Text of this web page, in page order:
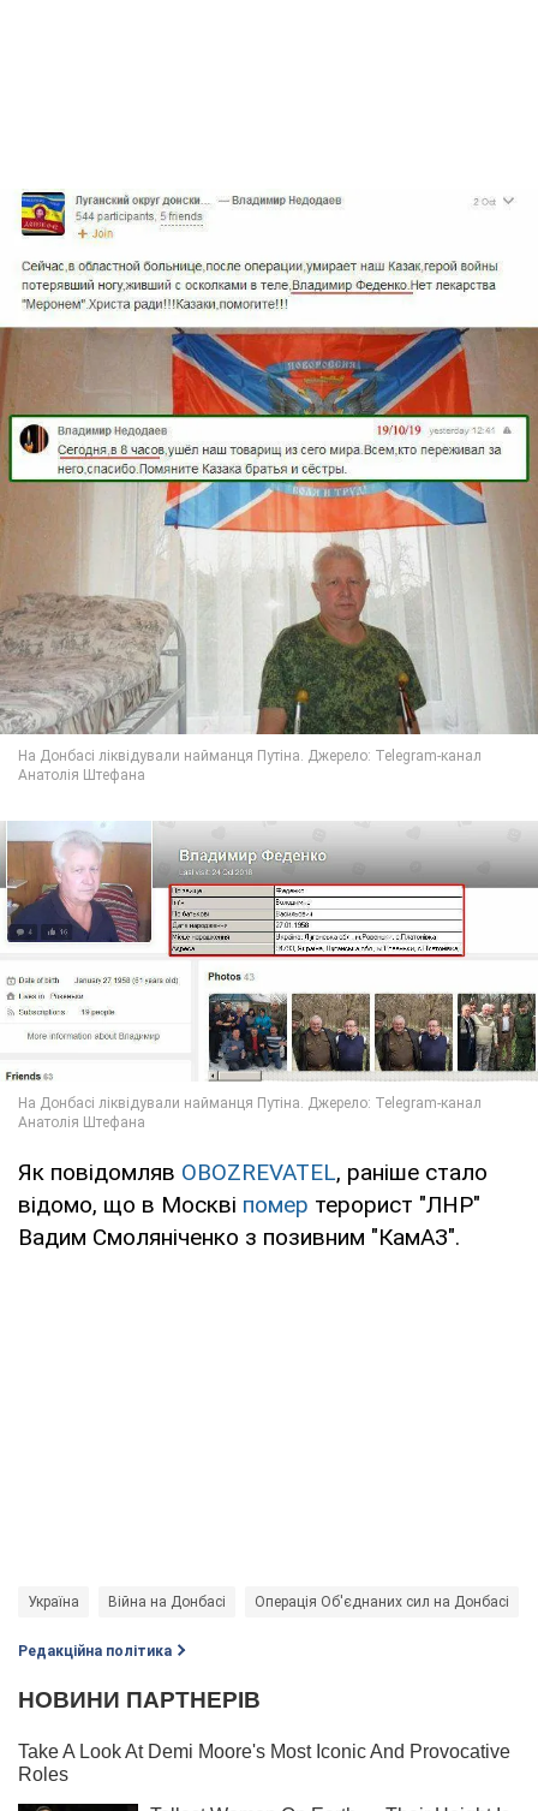
Як повідомляв OBOZREVATEL, раніше стало
відомо, що в Москві помер терорист "ЛНР"
Вадим Смоляніченко з позивним "КамАЗ".
Україна Війна на Донбасі Операція Об'єднаних сил на Донбасі
Редакційна політика